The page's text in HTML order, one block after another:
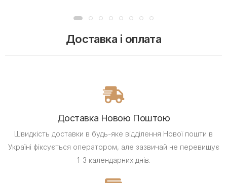
Доставка і оплата
Доставка Новою Поштою
Швидкість доставки в будь-яке відділення Нової пошти в
Україні фіксується оператором, але зазвичай не перевищує
1-3 календарних днів.